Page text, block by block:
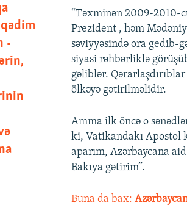
-
“Təxminən 2009-2010-
Prezident , həm
səviyyəsində ora gedib-
siyasi rəhbərliklə
gəliblər.
ölkəyə gətirilməlidir.
Amma ilk öncə o
ki, Vatikandakı Apostol
aparım, Azərbaycana
Bakıya gətirim”.
Buna da bax: